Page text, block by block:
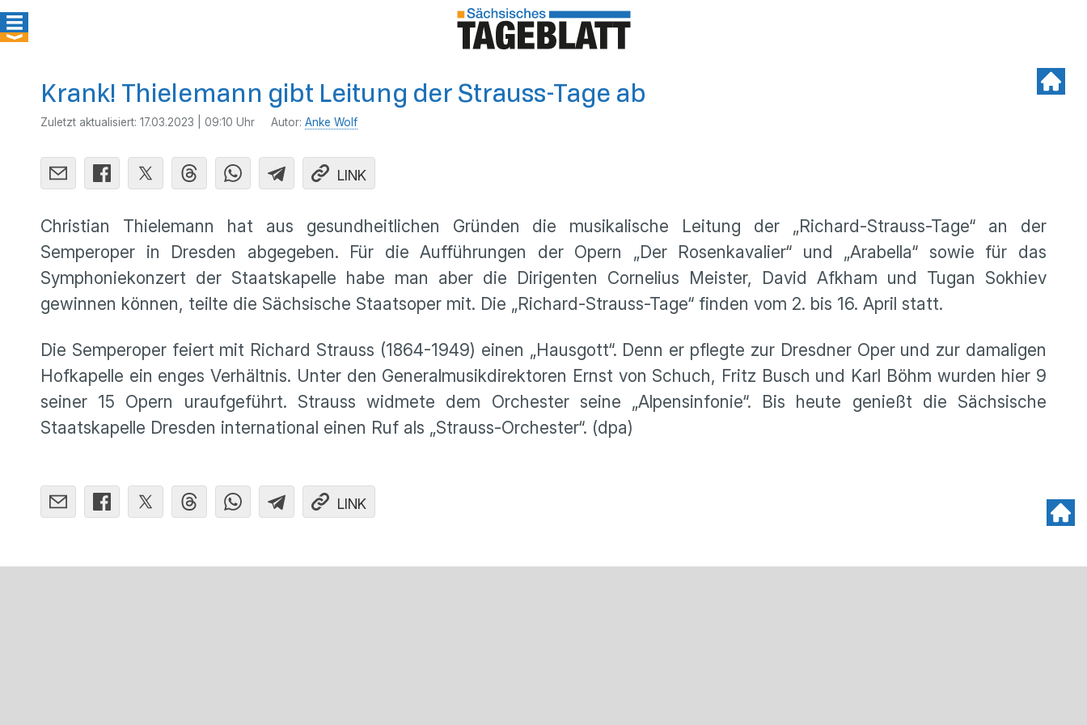
Krank! Thielemann gibt Leitung der Strauss-Tage ab
Zuletzt aktualisiert: 17.03.2023 | 09:10 Uhr Autor: Anke Wolf
LINK
Christian Thielemann hat aus gesundheitlichen Gründen die musikalische Leitung der „Richard-Strauss-Tage“ an der
Semperoper in Dresden abgegeben. Für die Aufführungen der Opern „Der Rosenkavalier“ und „Arabella“ sowie für das
Symphoniekonzert der Staatskapelle habe man aber die Dirigenten Cornelius Meister, David Afkham und Tugan Sokhiev
gewinnen können, teilte die Sächsische Staatsoper mit. Die „Richard-Strauss-Tage“ finden vom 2. bis 16. April statt.
Die Semperoper feiert mit Richard Strauss (1864-1949) einen „Hausgott“. Denn er pflegte zur Dresdner Oper und zur damaligen
Hofkapelle ein enges Verhältnis. Unter den Generalmusikdirektoren Ernst von Schuch, Fritz Busch und Karl Böhm wurden hier 9
seiner 15 Opern uraufgeführt. Strauss widmete dem Orchester seine „Alpensinfonie“. Bis heute genießt die Sächsische
Staatskapelle Dresden international einen Ruf als „Strauss-Orchester“. (dpa)
LINK